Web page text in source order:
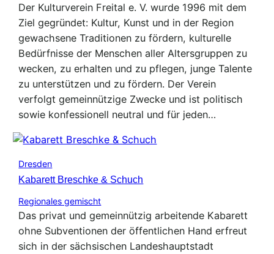
Der Kulturverein Freital e. V. wurde 1996 mit dem
Ziel gegründet: Kultur, Kunst und in der Region
gewachsene Traditionen zu fördern, kulturelle
Bedürfnisse der Menschen aller Altersgruppen zu
wecken, zu erhalten und zu pflegen, junge Talente
zu unterstützen und zu fördern. Der Verein
verfolgt gemeinnützige Zwecke und ist politisch
sowie konfessionell neutral und für jeden…
Dresden
Kabarett Breschke & Schuch
Regionales gemischt
Das privat und gemeinnützig arbeitende Kabarett
ohne Subventionen der öffentlichen Hand erfreut
sich in der sächsischen Landeshauptstadt